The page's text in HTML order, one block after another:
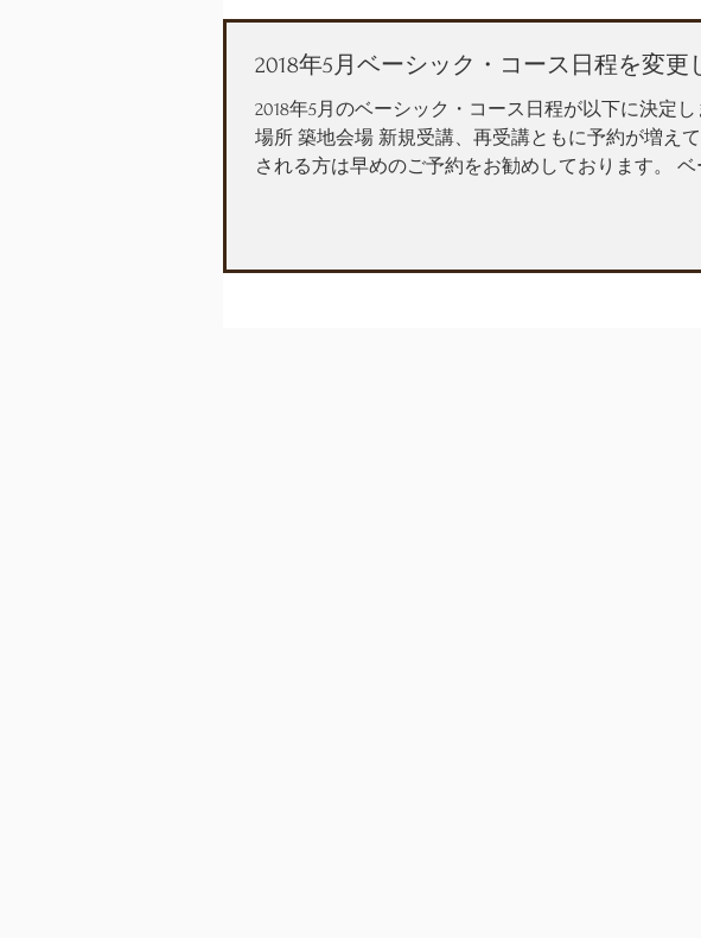
2018年5月ベーシック・コース日程を変更
2018年5月のベーシック・コース日程が以下に決定し
場所 築地会場 新規受講、再受講ともに予約が増え
される方は早めのご予約をお勧めしております。 ベ